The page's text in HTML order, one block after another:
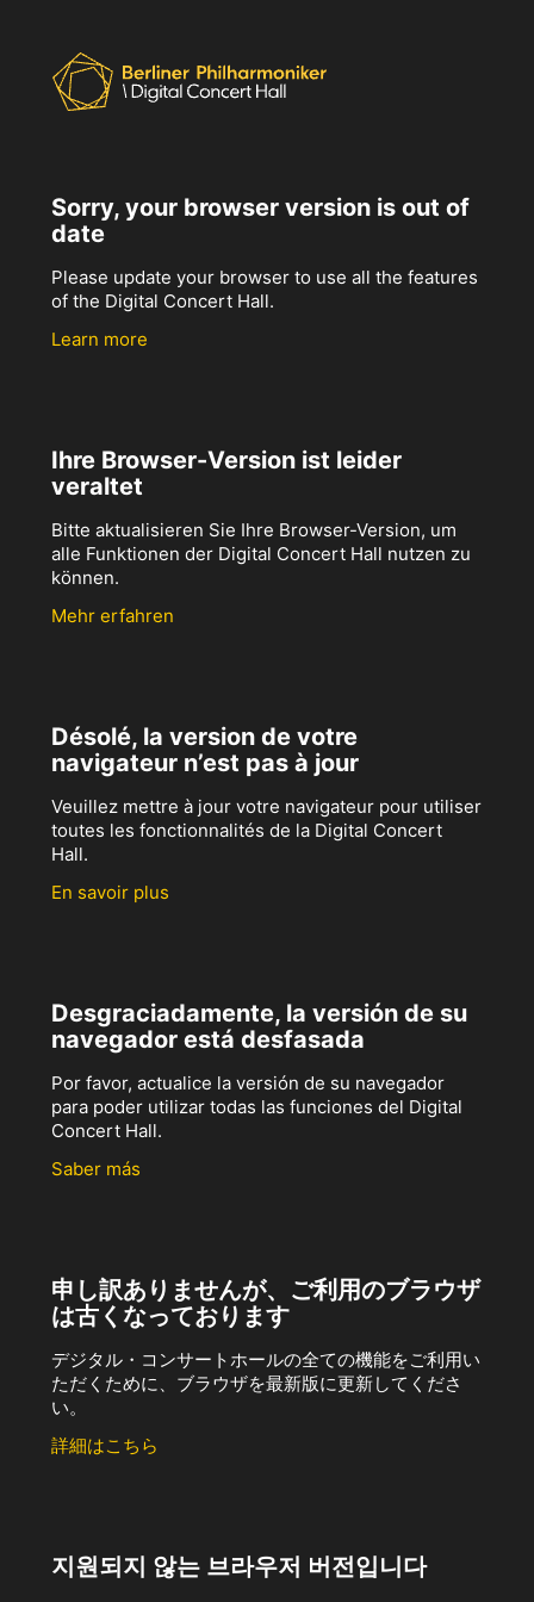
Sorry, your browser version is out of
date
Please update your browser to use all the features
of the Digital Concert Hall.
Learn more
Ihre Browser-Version ist leider
veraltet
Bitte aktualisieren Sie Ihre Browser-Version, um
alle Funktionen der Digital Concert Hall nutzen zu
können.
Mehr erfahren
Désolé, la version de votre
navigateur n’est pas à jour
Veuillez mettre à jour votre navigateur pour utiliser
toutes les fonctionnalités de la Digital Concert
Hall.
En savoir plus
Desgraciadamente, la versión de su
navegador está desfasada
Por favor, actualice la versión de su navegador
para poder utilizar todas las funciones del Digital
Concert Hall.
Saber más
申し訳ありませんが、ご利用のブラウザ
は古くなっております
デジタル・コンサートホールの全ての機能をご利用い
ただくために、ブラウザを最新版に更新してくださ
い。
詳細はこちら
지원되지 않는 브라우저 버전입니다